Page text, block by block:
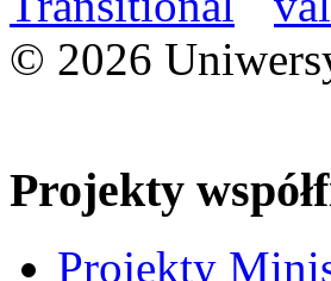
© 2026
Projekty
Projekty